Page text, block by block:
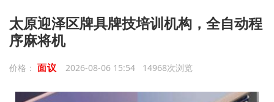
太原迎泽区牌具牌技培训机构，全自动程
序麻将机
价格： 面议 2026-08-06 15:54 14968次浏览